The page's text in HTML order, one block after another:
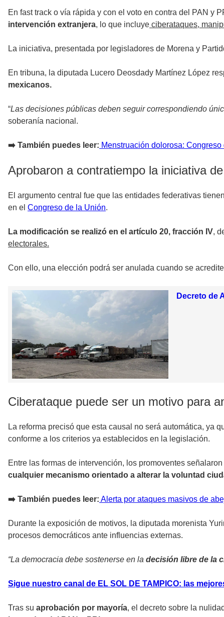
En fast track o vía rápida y con el voto en contra del PAN y
intervención extranjera, lo que incluye ciberataques,
La iniciativa, presentada por legisladores de Morena y
En tribuna, la diputada Lucero Deosdady Martínez López
mexicanos.
“Las decisiones públicas deben seguir correspondiendo
soberanía nacional.
➡️ También puedes leer: Menstruación dolorosa:
Aprobaron a contratiempo la iniciativa
El argumento central fue que las entidades federativas
en el Congreso de la Unión.
La modificación se realizó en el artículo 20, fracción IV,
electorales.
Con ello, una elección podrá ser anulada cuando se
Decreto de
Ciberataque puede ser un motivo para
La reforma precisó que esta causal no será automática, ya
conforme a los criterios ya establecidos en la legislación.
Entre las formas de intervención, los promoventes señalaron
cualquier mecanismo orientado a alterar la voluntad
➡️ También puedes leer: Alerta por ataques masivos de
Durante la exposición de motivos, la diputada morenista
procesos democráticos ante influencias externas.
“La democracia debe sostenerse en la decisión libre de la
Sigue nuestro canal de EL SOL DE TAMPICO: las
Tras su aprobación por mayoría, el decreto sobre la